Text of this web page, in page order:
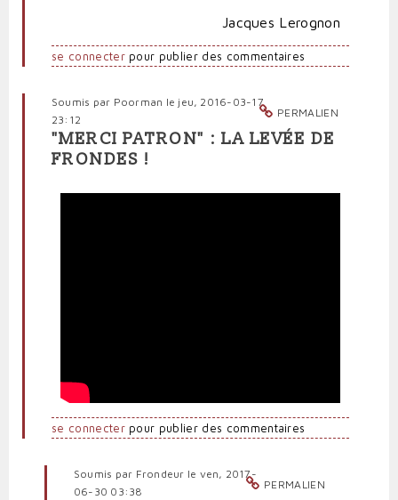
Jacques Lerognon
se connecterpour publier des commentaires
PERMALIEN
Soumis par Poorman le jeu, 2016-03-17
23:12
"MERCI PATRON" : LA LEVÉE DE
FRONDES !
se connecterpour publier des commentaires
PERMALIEN
Soumis par Frondeur le ven, 2017-
06-30 03:38